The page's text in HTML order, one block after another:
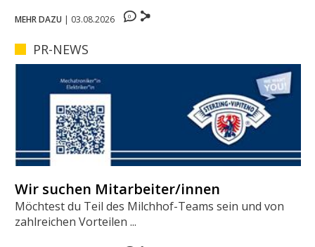
MEHR DAZU | 03.08.2026 0
PR-NEWS
Wir suchen Mitarbeiter/innen
Möchtest du Teil des Milchhof-Teams sein und von
zahlreichen Vorteilen ...